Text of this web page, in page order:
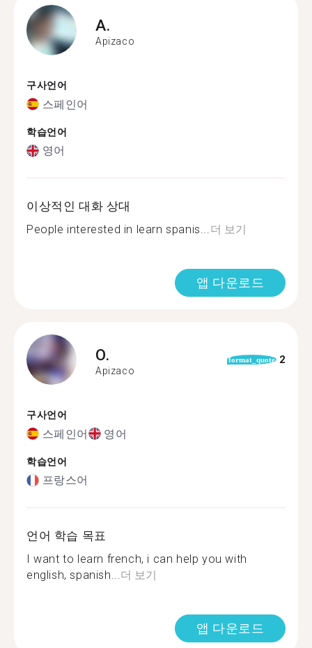
A.
Apizaco
구사언어
스페인어
학습언어
영어
이상적인 대화 상대
People interested in learn spanis...더 보기
앱 다운로드
O.
Apizaco
format_quote 2
구사언어
스페인어 영어
학습언어
프랑스어
언어 학습 목표
I want to learn french, i can help you with
english, spanish...더 보기
앱 다운로드